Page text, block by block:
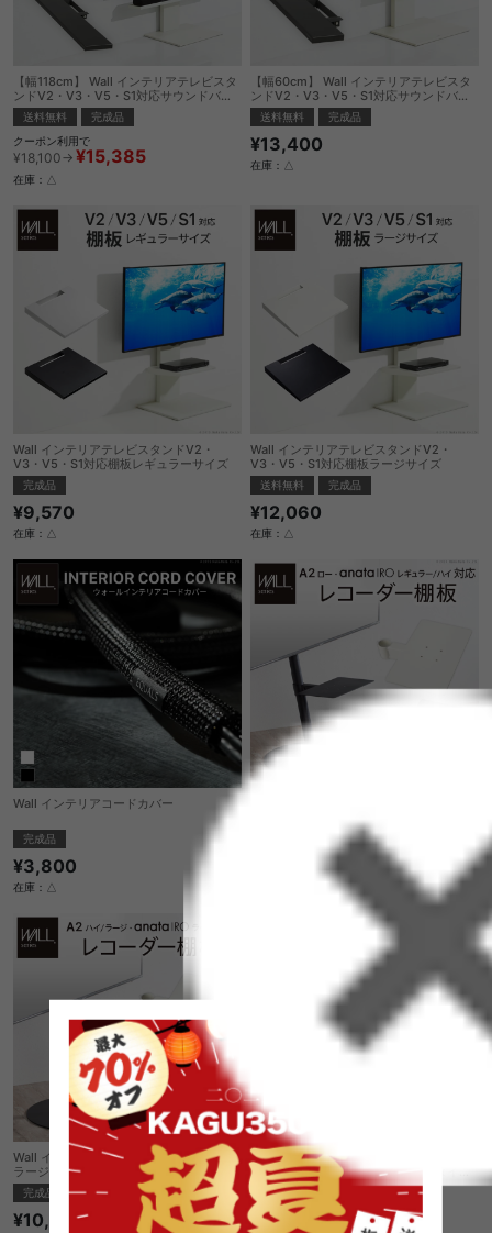
【幅118cm】 Wall インテリアテレビスタ
ンドV2・V3・V5・S1対応サウンドバー
棚板Lサイズ
送料無料
完成品
クーポン利用で
¥18,100→ ¥15,385
在庫：△
【幅60cm】 Wall インテリアテレビスタ
ンドV2・V3・V5・S1対応サウンドバー
棚板Sサイズ
送料無料 完成品
¥13,400
在庫：△
Wall インテリアテレビスタンドV2・
V3・V5・S1対応棚板レギュラーサイズ
完成品
¥9,570
在庫：△
Wall インテリアテレビスタンドV2・
V3・V5・S1対応棚板ラージサイズ
送料無料 完成品
¥12,060
在庫：△
Wall インテリアコードカバー
完成品
¥3,800
在庫：△
プ対応レコーダー棚板
Wall インテリアテレビスタンドA2ハイ・
ラージタイプ対応anataIROラージタイプ
対応レコーダー棚板
完成品
¥10,210
Wall インテリアテレビスタンドA2ハイ・
ラージタイプ対応anataIROラージタイプ
対応ゲーム機棚板
完成品
¥10,210